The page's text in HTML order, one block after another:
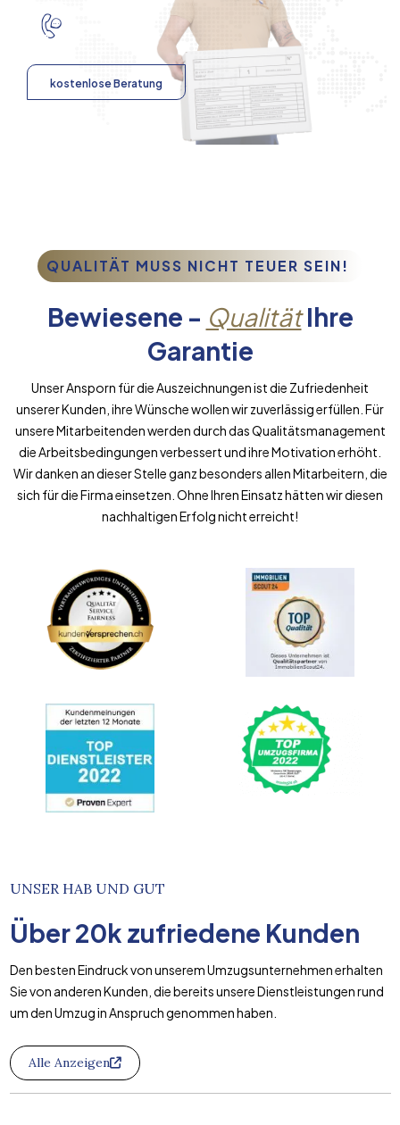
kostenlose Beratung
QUALITÄT MUSS NICHT TEUER SEIN!
Bewiesene - QualitätIhre
Garantie
Unser Ansporn für die Auszeichnungen ist die Zufriedenheit
unserer Kunden, ihre Wünsche wollen wir zuverlässig erfüllen. Für
unsere Mitarbeitenden werden durch das Qualitätsmanagement
die Arbeitsbedingungen verbessert und ihre Motivation erhöht.
Wir danken an dieser Stelle ganz besonders allen Mitarbeitern, die
sich für die Firma einsetzen. Ohne Ihren Einsatz hätten wir diesen
nachhaltigen Erfolg nicht erreicht!
UNSER HAB UND GUT
Über20k zufriedene Kunden
Den besten Eindruck von unserem Umzugsunternehmen erhalten
Sie von anderen Kunden, die bereits unsere Dienstleistungen rund
um den Umzug in Anspruch genommen haben.
Alle Anzeigen